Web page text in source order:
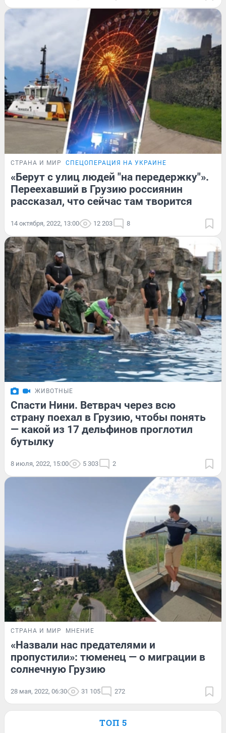
СТРАНА И МИР СПЕЦОПЕРАЦИЯ НА УКРАИНЕ
«Берут с улиц людей "на передержку"».
Переехавший в Грузию россиянин
рассказал, что сейчас там творится
14 октября, 2022, 13:00 12 203 8
ЖИВОТНЫЕ
Спасти Нини. Ветврач через всю
страну поехал в Грузию, чтобы понять
— какой из 17 дельфинов проглотил
бутылку
8 июля, 2022, 15:00 5 303 2
СТРАНА И МИР МНЕНИЕ
«Назвали нас предателями и
пропустили»: тюменец — о миграции в
солнечную Грузию
28 мая, 2022, 06:30 31 105 272
ТОП 5